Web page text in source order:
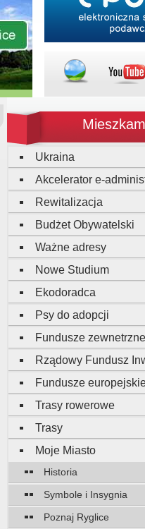
Mieszkam
Ukraina
Akcelerator e-
Rewitalizacja
Budżet Obywatelski
Ważne adresy
Nowe Studium
Ekodoradca
Psy do adopcji
Fundusze zewnetrzne
Rządowy Fundusz
Fundusze
Trasy rowerowe
Trasy
Moje Miasto
Historia
Symbole i Insygnia
Poznaj Ryglice